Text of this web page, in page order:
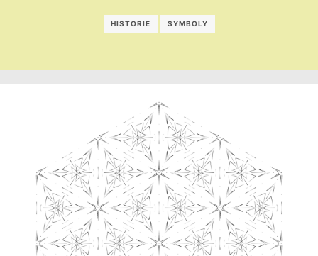
HISTORIE SYMBOLY